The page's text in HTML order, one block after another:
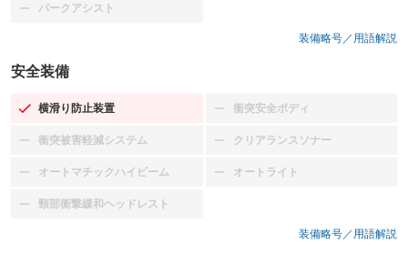
パークアシスト
：装備なし
装備略号／用語解説
安全装備
横滑り防止装置
：装備あり 衝突安全ボディ
：装備なし
衝突被害軽減システム
：装備なし クリアランスソナー
：装備なし
オートマチックハイビーム
：装備なし オートライト
：装備なし
頸部衝撃緩和ヘッドレスト
：装備なし
装備略号／用語解説